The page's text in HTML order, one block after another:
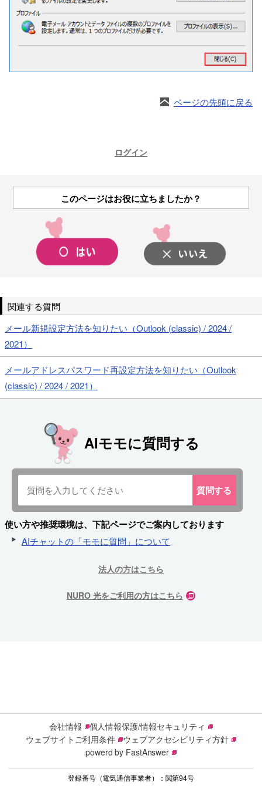
ページの先頭に戻る
ログイン
このページはお役に立ちましたか？
関連する質問
メール新規設定方法を知りたい（Outlook (classic) / 2024 /
2021）
メールアドレスパスワード再設定方法を知りたい（Outlook
(classic) / 2024 / 2021）
AIモモに質問する
質問する
使い方や推奨環境は、下記ページでご案内しております
AIチャットの「モモに質問」について
法人の方はこちら
NURO 光をご利用の方はこちら
会社情報
個人情報保護/情報セキュリティ
ウェブサイトご利用条件
ウェブアクセシビリティ方針
powerd by FastAnswer
登録番号（電気通信事業者）：関第94号